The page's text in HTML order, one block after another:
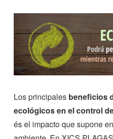
Los principales beneficios
ecológicos en el control
és el impacto que supone